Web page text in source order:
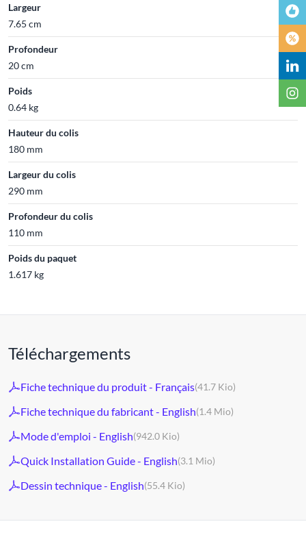
Largeur
7.65 cm
Profondeur
20 cm
Poids
0.64 kg
Hauteur du colis
180 mm
Largeur du colis
290 mm
Profondeur du colis
110 mm
Poids du paquet
1.617 kg
Téléchargements
Fiche technique du produit - Français(41.7 Kio)
Fiche technique du fabricant - English(1.4 Mio)
Mode d'emploi - English(942.0 Kio)
Quick Installation Guide - English(3.1 Mio)
Dessin technique - English(55.4 Kio)